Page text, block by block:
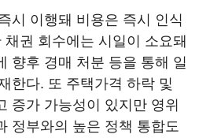
시 이행돼 비용은 즉시 인식
권 회수에는 시일이 소요돼
향후 경매 처분 등을 통해 일
한다. 또 주택가격 하락 및
증가 가능성이 있지만 영위
정부와의 높은 정책 통합도